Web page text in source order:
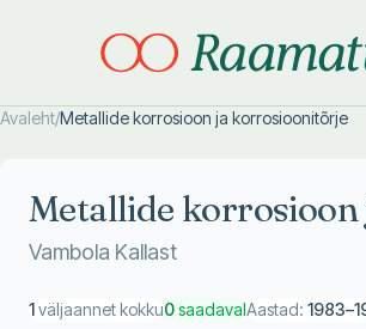
Avaleht/Metallide korrosioon ja korrosioonitõrje
Metallide
Vambola Kallast
1väljaannet kokku0saadavalAastad: 1983–